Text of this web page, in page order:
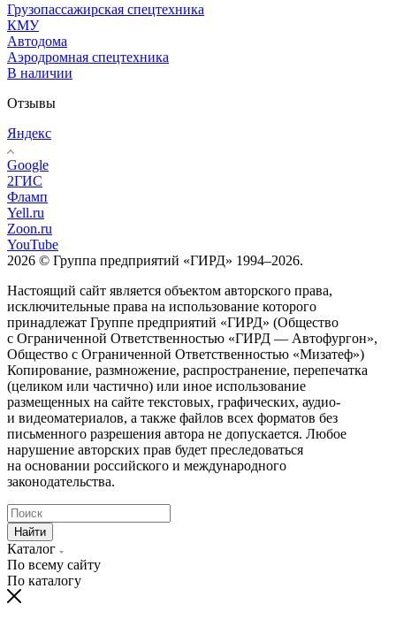
Грузопассажирская спецтехника
КМУ
Автодома
Аэродромная спецтехника
В наличии
Отзывы
Яндекс
Google
2ГИС
Фламп
Yell.ru
Zoon.ru
YouTube
2026 © Группа предприятий «ГИРД» 1994–2026.
Настоящий сайт является объектом авторского права,
исключительные права на использование которого
принадлежат Группе предприятий «ГИРД» (Общество
с Ограниченной Ответственностью «ГИРД — Автофургон»,
Общество с Ограниченной Ответственностью «Мизатеф»)
Копирование, размножение, распространение, перепечатка
(целиком или частично) или иное использование
размещенных на сайте текстовых, графических, аудио-
и видеоматериалов, а также файлов всех форматов без
письменного разрешения автора не допускается. Любое
нарушение авторских прав будет преследоваться
на основании российского и международного
законодательства.
Найти
Каталог
По всему сайту
По каталогу